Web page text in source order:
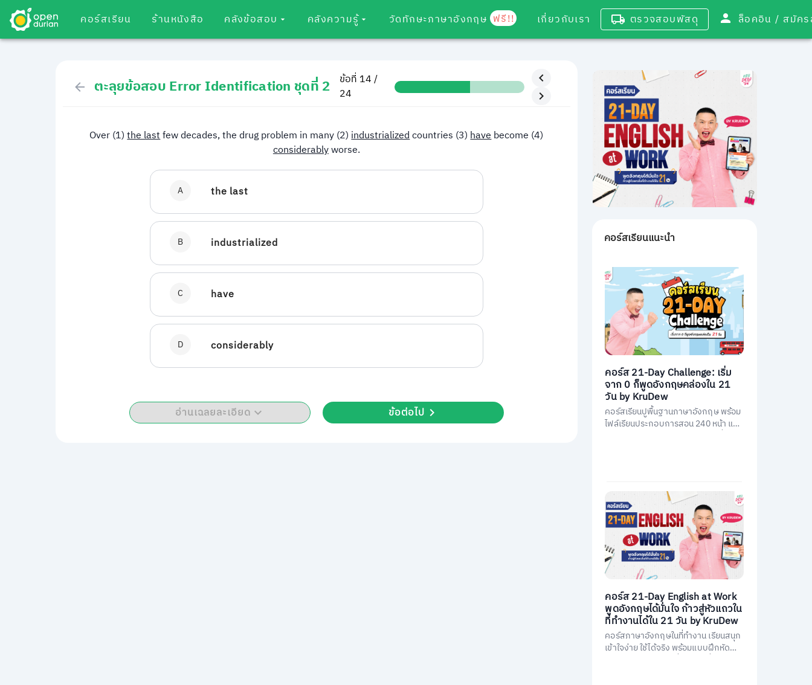
คอร์สเรียน ร้านหนังสือ คลังข้อสอบ คลังความรู้ วัดทักษะภาษาอังกฤษ ฟรี!! เกี่ยวกับเรา ตรวจสอบพัสดุ ล็อคอิน /
ตะลุยข้อสอบ Error Identification ชุดที่ 2
ข้อที่ 14 /
24
Over (1)the lastfew decades, the drug problem in many (2)industrializedcountries (3)havebecome (4)
considerablyworse.
A the last
B industrialized
C have
D considerably
อ่านเฉลยละเอียด ข้อต่อไป
คอร์สเรียนแนะนำ
คอร์ส 21-Day Challenge: เริ่ม
จาก 0 ก็พูดอังกฤษคล่องใน 21
วัน by KruDew
คอร์สเรียนปูพื้นฐานภาษาอังกฤษ พร้อม
ไฟล์เรียนประกอบการสอน 240 หน้า และ
คอร์ส 21-Day English at Work
พูดอังกฤษได้มั่นใจ ก้าวสู่หัวแถวใน
ที่ทำงานได้ใน 21 วัน by KruDew
คอร์สภาษาอังกฤษในที่ทำงาน เรียนสนุก
เข้าใจง่าย ใช้ได้จริง พร้อมแบบฝึกหัดนำ